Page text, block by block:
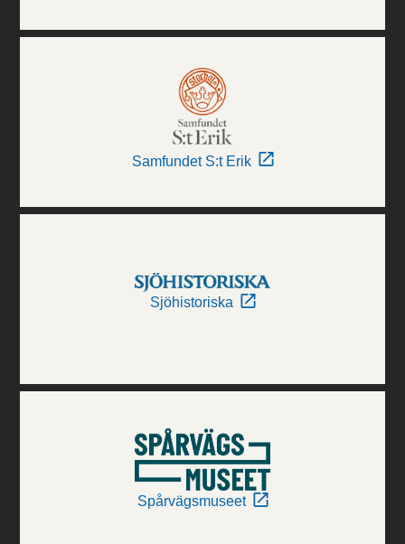
Samfundet S:t Erik
Sjöhistoriska
Spårvägsmuseet